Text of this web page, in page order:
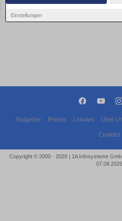
Einstellungen
bald wieder vorbei!
Ratgeber Presse Lokales Über
Cookies
Copyright © 2000 - 2026 | 1A Infosysteme
07.08.2026